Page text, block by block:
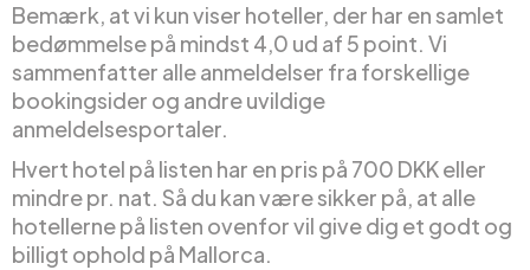
Bemærk, at vi kun viser hoteller, der har en samlet
bedømmelse på mindst 4,0 ud af 5 point. Vi
sammenfatter alle anmeldelser fra forskellige
bookingsider og andre uvildige
anmeldelsesportaler.
Hvert hotel på listen har en pris på 700 DKK eller
mindre pr. nat. Så du kan være sikker på, at alle
hotellerne på listen ovenfor vil give dig et godt og
billigt ophold på Mallorca.